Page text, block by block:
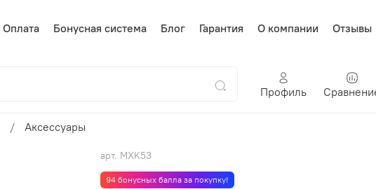
Оплата Бонусная система Блог Гарантия О компании Отзывы
Профиль
Аксессуары
арт. MXK53
94 бонусных балла за покупку!